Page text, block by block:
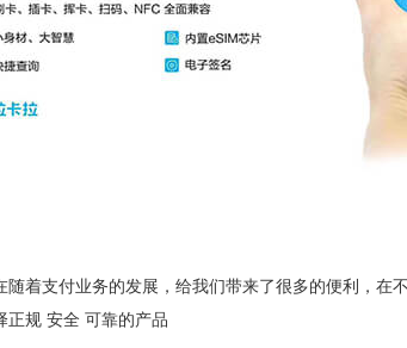
着支付业务的发展，给我们带来了很多的便利，在
正规 安全 可靠的产品